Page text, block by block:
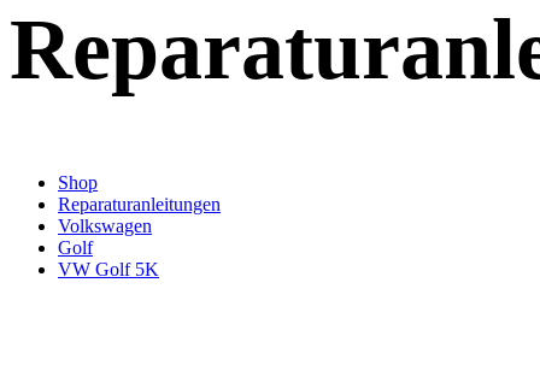
Shop
Reparaturanleitungen
Volkswagen
Golf
VW Golf 5K